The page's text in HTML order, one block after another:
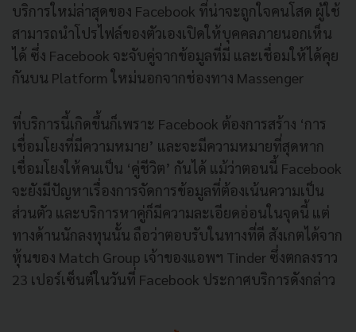
บริการใหม่ล่าสุดของ Facebook ที่น่าจะถูกใจคนโสด ผู้ใช้
สามารถนำโปรไฟล์ของตัวเองเปิดให้บุคคลภายนอกเห็น
ได้ ซึ่ง Facebook จะจับคู่จากข้อมูลที่มี และเชื่อมให้ได้คุย
กันบน Platformใหม่นอกจากช่องทาง Massenger
ที่บริการนี้เกิดขึ้นก็เพราะ Facebook ต้องการสร้าง ‘การ
เชื่อมโยงที่มีความหมาย’ และจะมีความหมายที่สุดหาก
เชื่อมโยงให้คนเป็น ‘คู่ชีวิต’ กันได้ แม้ว่าตอนนี้ Facebook
จะยังมีปัญหาเรื่องการจัดการข้อมูลที่ต้องเน้นความเป็น
ส่วนตัว และบริการหาคู่ก็มีความละเอียดอ่อนในจุดนี้ แต่
ทางด้านนักลงทุนนั้น ถือว่าตอบรับในทางที่ดี สังเกตได้จาก
หุ้นของ Match Group เจ้าของแอพฯ Tinder ซึ่งตกลงราว
23 เปอร์เซ็นต์ในวันที่ Facebook ประกาศบริการดังกล่าว